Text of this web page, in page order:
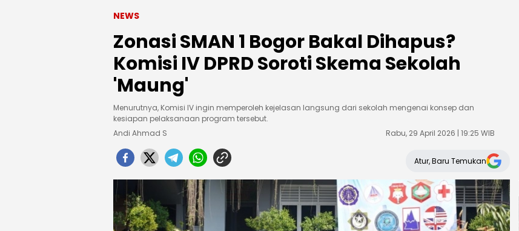
NEWS
Zonasi SMAN 1 Bogor Bakal Dihapus?
Komisi IV DPRD Soroti Skema Sekolah
'Maung'
Menurutnya, Komisi lV ingin memperoleh kejelasan langsung dari sekolah mengenai konsep dan
kesiapan pelaksanaan program tersebut.
Andi Ahmad S
Rabu, 29 April 2026 | 19:25 WIB
Atur, Baru Temukan